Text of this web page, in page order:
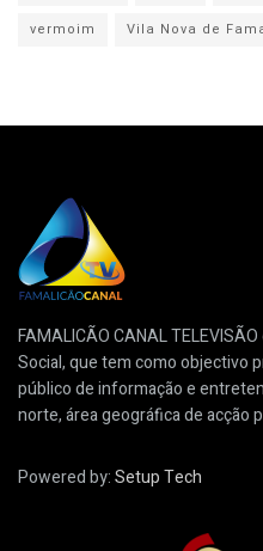
vermoim
Vila Nova de
FAMALICÃO CANAL
Social, que tem como objectivo
público de informação e
norte, área geográfica de acção
Powered by:Setup Tech